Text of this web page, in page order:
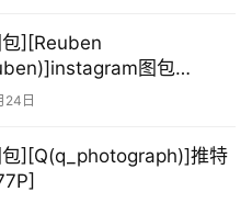
][Reuben
图包
24日
包][Q(q_photograph)]推特